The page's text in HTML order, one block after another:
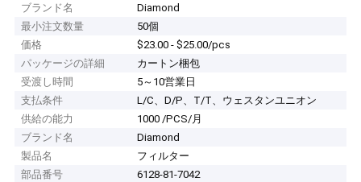
ブランド名
Diamond
最小注文数量
50個
価格
$23.00 - $25.00/pcs
パッケージの詳細
カートン梱包
受渡し時間
5～10営業日
支払条件
L/C、D/P、T/T、ウェスタンユニオン
供給の能力
1000 /PCS/月
ブランド名
Diamond
製品名
フィルター
部品番号
6128-81-7042